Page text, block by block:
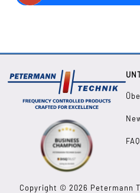
Copyright © 2026 Petermann